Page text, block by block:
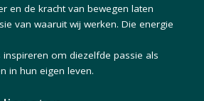
en de kracht van bewegen laten
van waaruit wij werken. Die energie
om diezelfde passie als
in hun eigen leven.